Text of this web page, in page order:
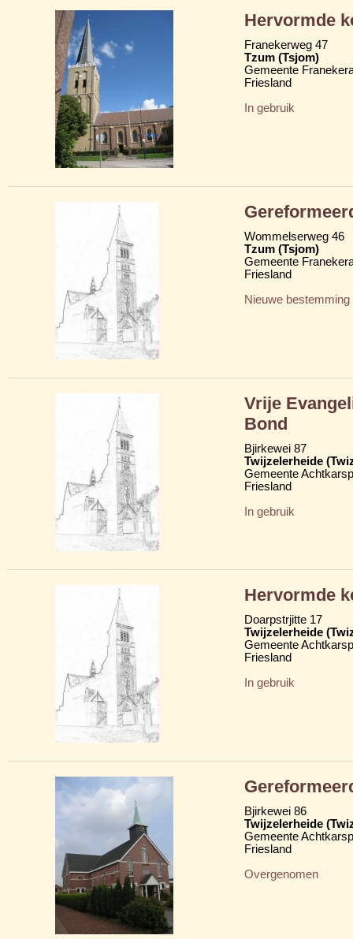
Hervormde
Franekerweg 47
Tzum (Tsjom)
Gemeente
Friesland
In gebruik
Wommelserweg 46
Tzum (Tsjom)
Gemeente
Friesland
Nieuwe bestemming
Vrije
Bond
Bjirkewei 87
Twijzelerheide
Gemeente
Friesland
In gebruik
Hervormde
Doarpstrjitte 17
Twijzelerheide
Gemeente
Friesland
In gebruik
Bjirkewei 86
Twijzelerheide
Gemeente
Friesland
Overgenomen